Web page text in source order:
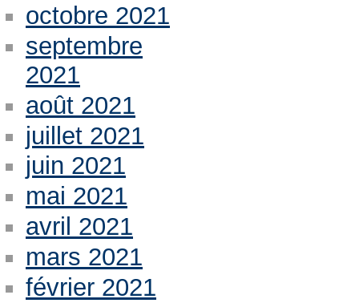
octobre 2021
septembre
2021
août 2021
juillet 2021
juin 2021
mai 2021
avril 2021
mars 2021
février 2021